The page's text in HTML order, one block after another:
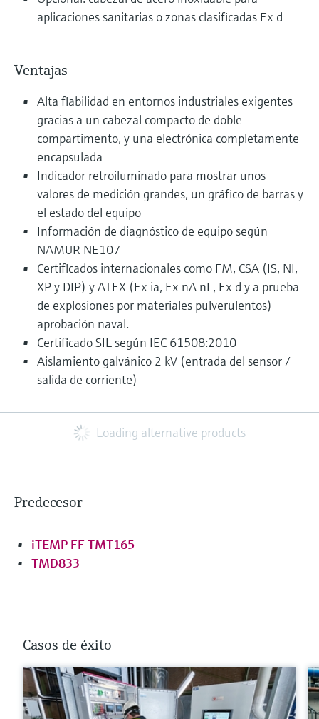
aplicaciones sanitarias o zonas clasificadas Ex d
Ventajas
Alta fiabilidad en entornos industriales exigentes
gracias a un cabezal compacto de doble
compartimento, y una electrónica completamente
encapsulada
Indicador retroiluminado para mostrar unos
valores de medición grandes, un gráfico de barras y
el estado del equipo
Información de diagnóstico de equipo según
NAMUR NE107
Certificados internacionales como FM, CSA (IS, NI,
XP y DIP) y ATEX (Ex ia, Ex nA nL, Ex d y a prueba
de explosiones por materiales pulverulentos)
aprobación naval.
Certificado SIL según IEC 61508:2010
Aislamiento galvánico 2 kV (entrada del sensor /
salida de corriente)
Loading alternative products
Predecesor
iTEMP FF TMT165
TMD833
Casos de éxito